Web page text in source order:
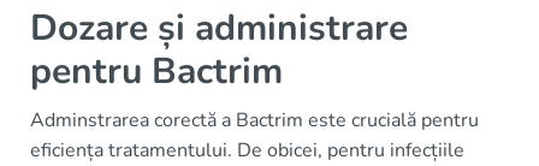
Dozare și administrare
pentru Bactrim
Adminstrarea corectă a Bactrim este crucială pentru
eficiența tratamentului. De obicei, pentru infecțiile